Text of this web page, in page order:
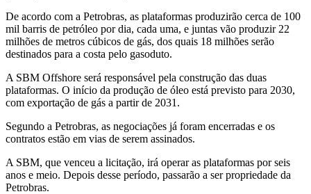
De acordo com a Petrobras, as plataformas produzirão cerca de 100
mil barris de petróleo por dia, cada uma, e juntas vão produzir 22
milhões de metros cúbicos de gás, dos quais 18 milhões serão
destinados para a costa pelo gasoduto.
A SBM Offshore será responsável pela construção das duas
plataformas. O início da produção de óleo está previsto para 2030,
com exportação de gás a partir de 2031.
Segundo a Petrobras, as negociações já foram encerradas e os
contratos estão em vias de serem assinados.
A SBM, que venceu a licitação, irá operar as plataformas por seis
anos e meio. Depois desse período, passarão a ser propriedade da
Petrobras.